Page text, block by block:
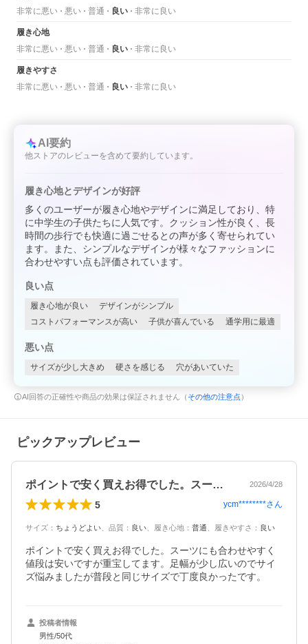
非常に悪い
悪い 普通 良い 非常に良い
履き心地
非常に悪い
悪い 普通 良い 非常に良い
履きやすさ
非常に悪い
悪い 普通 良い 非常に良い
AI要約
他ストアのレビューを含めて要約しています。
履き心地とデザインが好評
多くのユーザーが履き心地やデザインに満足しており、特
に中学生の子供たちに人気です。クッション性が良く、長
時間の歩行でも快適に過ごせるとの声が多く寄せられてい
ます。また、シンプルなデザインが様々なファッションに
合わせやすい点も評価されています。
良い点
履き心地が良い
デザインがシンプル
コストパフォーマンスが高い
子供が喜んでいる 通学用に最適
悪い点
サイズが少し大きめ 硬さを感じる 穴があいていた
AI回答の正確性や商品の効果は保証されません（ その他の注意点 ）
ピックアップレビュー
ポイントで安く買えお得でした。スーツに… 2026/4/28
5 ycm********さん
サイズ ： ちょうどよい 品質 ： 良い 履き心地 ： 普通 履きやすさ ： 良い
ポイントで安く買えお得でした。スーツにも合わせやすく
値段は安いですが重宝してます。足幅が少し広いのでサイ
ズ悩みましたが普段と同じサイズで丁度良かったです。
投稿者情報
男性/50代